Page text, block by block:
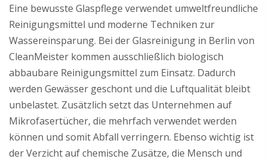
Eine bewusste Glaspflege verwendet umweltfreundliche
Reinigungsmittel und moderne Techniken zur
Wassereinsparung. Bei der Glasreinigung in Berlin von
CleanMeister kommen ausschließlich biologisch
abbaubare Reinigungsmittel zum Einsatz. Dadurch
werden Gewässer geschont und die Luftqualität bleibt
unbelastet. Zusätzlich setzt das Unternehmen auf
Mikrofasertücher, die mehrfach verwendet werden
können und somit Abfall verringern. Ebenso wichtig ist
der Verzicht auf chemische Zusätze, die Mensch und